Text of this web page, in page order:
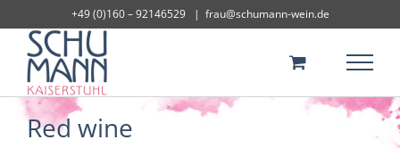
to
content
+49 (0)160 – 92146529 | frau@schumann-wein.de
Red wine